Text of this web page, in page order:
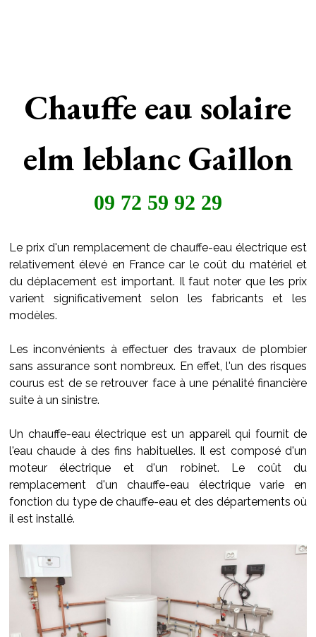
Chauffe eau solaire
elm leblanc Gaillon
09 72 59 92 29
Le prix d'un remplacement de chauffe-eau électrique est
relativement élevé en France car le coût du matériel et
du déplacement est important. Il faut noter que les prix
varient significativement selon les fabricants et les
modèles.
Les inconvénients à effectuer des travaux de plombier
sans assurance sont nombreux. En effet, l'un des risques
courus est de se retrouver face à une pénalité financière
suite à un sinistre.
Un chauffe-eau électrique est un appareil qui fournit de
l'eau chaude à des fins habituelles. Il est composé d'un
moteur électrique et d'un robinet. Le coût du
remplacement d'un chauffe-eau électrique varie en
fonction du type de chauffe-eau et des départements où
il est installé.